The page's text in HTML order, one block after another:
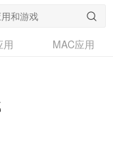
用
MAC应用